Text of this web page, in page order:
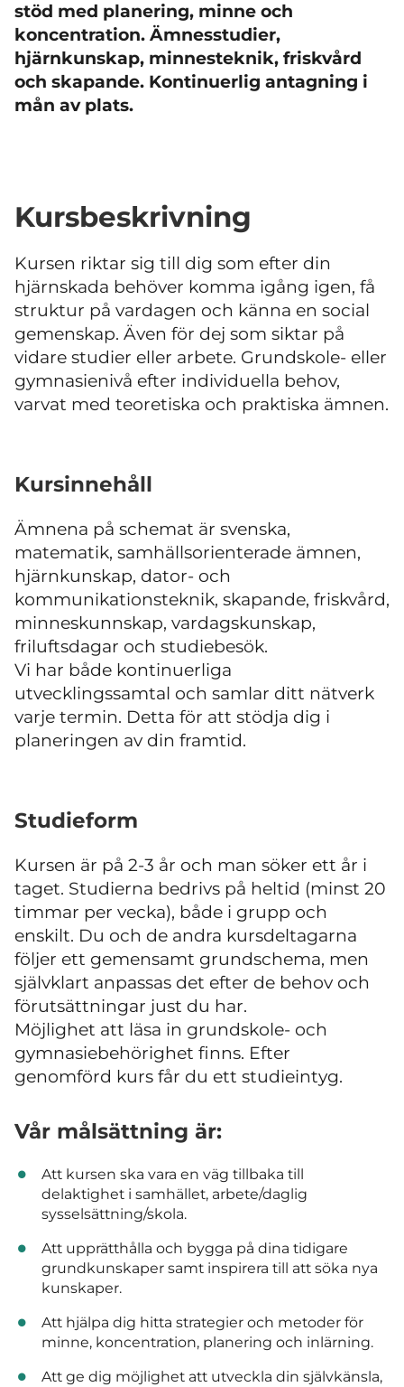
stöd med planering, minne och
koncentration. Ämnesstudier,
hjärnkunskap, minnesteknik, friskvård
och skapande. Kontinuerlig antagning i
mån av plats.
Kursbeskrivning
Kursen riktar sig till dig som efter din
hjärnskada behöver komma igång igen, få
struktur på vardagen och känna en social
gemenskap. Även för dej som siktar på
vidare studier eller arbete. Grundskole- eller
gymnasienivå efter individuella behov,
varvat med teoretiska och praktiska ämnen.
Kursinnehåll
Ämnena på schemat är svenska,
matematik, samhällsorienterade ämnen,
hjärnkunskap, dator- och
kommunikationsteknik, skapande, friskvård,
minneskunnskap, vardagskunskap,
friluftsdagar och studiebesök.
Vi har både kontinuerliga
utvecklingssamtal och samlar ditt nätverk
varje termin. Detta för att stödja dig i
planeringen av din framtid.
Studieform
Kursen är på 2-3 år och man söker ett år i
taget. Studierna bedrivs på heltid (minst 20
timmar per vecka), både i grupp och
enskilt. Du och de andra kursdeltagarna
följer ett gemensamt grundschema, men
självklart anpassas det efter de behov och
förutsättningar just du har.
Möjlighet att läsa in grundskole- och
gymnasiebehörighet finns. Efter
genomförd kurs får du ett studieintyg.
Vår målsättning är:
Att kursen ska vara en väg tillbaka till
delaktighet i samhället, arbete/daglig
sysselsättning/skola.
Att upprätthålla och bygga på dina tidigare
grundkunskaper samt inspirera till att söka nya
kunskaper.
Att hjälpa dig hitta strategier och metoder för
minne, koncentration, planering och inlärning.
Att ge dig möjlighet att utveckla din självkänsla,